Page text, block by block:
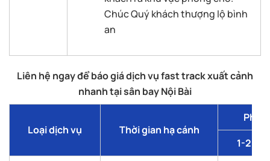
Chúc Quý khách thượng lộ bình
an
Liên hệ ngay để báo giá dịch vụ fast track xuất cảnh
nhanh tại sân bay Nội Bài
Loại dịch vụ Thời gian hạ cánh
Phí
1-2